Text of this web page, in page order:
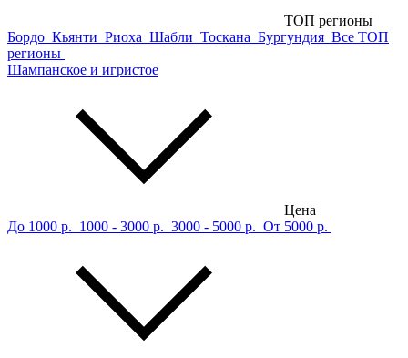
ТОП регионы
Бордо Кьянти Риоха Шабли Тоскана Бургундия Все ТОП
регионы
Шампанское и игристое
Цена
До 1000 р. 1000 - 3000 р. 3000 - 5000 р. От 5000 р.